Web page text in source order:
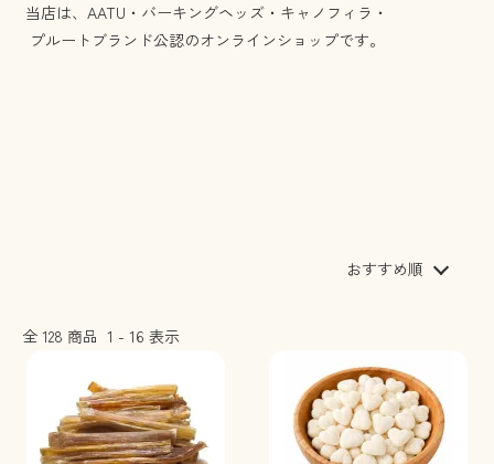
おすすめ順
全 128 商品 1 - 16 表示